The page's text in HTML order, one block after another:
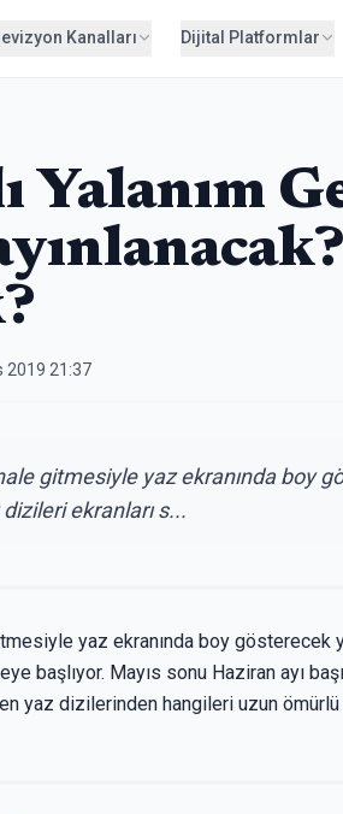
Kanalları Dijital Platformlar
Yalanım
2019 21:37
gitmesiyle yaz ekranında boy
ekranları s...
yaz ekranında boy gösterecek
başlıyor. Mayıs sonu Haziran ayı
yaz dizilerinden hangileri uzun